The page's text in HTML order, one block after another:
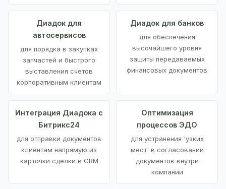
Диадок для
автосервисов
для порядка в закупках
запчастей и быстрого
выставления счетов
корпоративным клиентам
Диадок для банков
для обеспечения
высочайшего уровня
защиты передаваемых
финансовых документов
Интеграция Диадока с
Битрикс24
для отправки документов
клиентам напрямую из
карточки сделки в CRM
Оптимизация
процессов ЭДО
для устранения 'узких
мест' в согласовании
документов внутри
компании